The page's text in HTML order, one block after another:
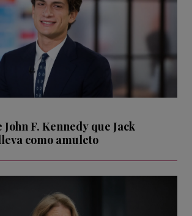
John F. Kennedy que Jack
como amuleto